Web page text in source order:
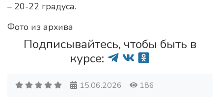
– 20-22 градуса.
Фото из архива
Подписывайтесь, чтобы быть в
курсе:
15.06.2026 186